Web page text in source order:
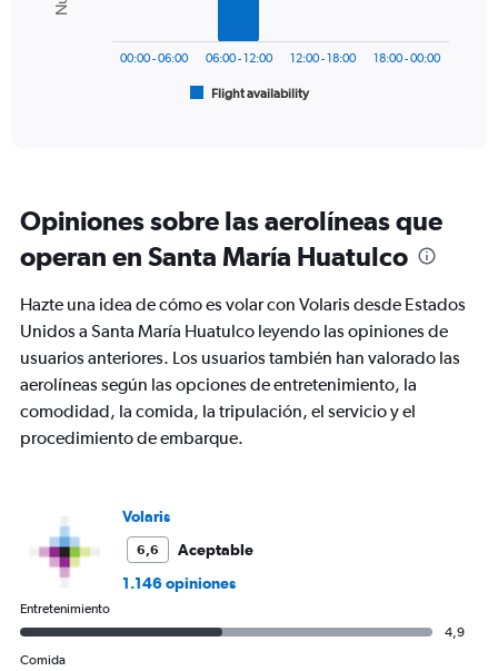
The
categories.
chart
1
Y
axis
Number
of
flights.
Flight availability
00:00 - 06:00 06:00 - 12:00 12:00 - 18:00 18:00 - 00:00
Opiniones sobre las aerolíneas que
operan en Santa María Huatulco
Hazte una idea de cómo es volar con Volaris desde Estados
Unidos a Santa María Huatulco leyendo las opiniones de
usuarios anteriores. Los usuarios también han valorado las
aerolíneas según las opciones de entretenimiento, la
comodidad, la comida, la tripulación, el servicio y el
procedimiento de embarque.
Volaris
6,6
Aceptable
1.146 opiniones
Entretenimiento
4,9
Comida